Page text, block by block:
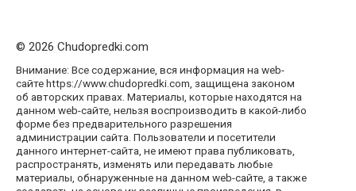
© 2026 Chudopredki.com
Внимание: Все содержание, вся информация на web-
сайте https://www.chudopredki.com, защищена законом
об авторских правах. Материалы, которые находятся на
данном web-сайте, нельзя воспроизводить в какой-либо
форме без предварительного разрешения
администрации сайта. Пользователи и посетители
данного интернет-сайта, не имеют права публиковать,
распространять, изменять или передавать любые
материалы, обнаруженные на данном web-сайте, а также